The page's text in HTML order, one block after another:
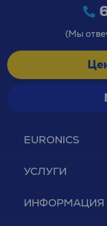
EURONICS
УСЛУГИ
ИНФОРМАЦИЯ
(Мы